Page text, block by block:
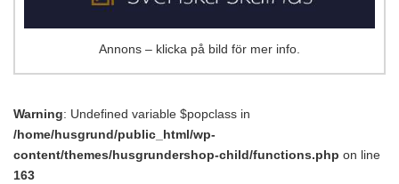
Annons – klicka på bild för mer info.
Warning: Undefined variable $popclass in
/home/husgrund/public_html/wp-
content/themes/husgrundershop-child/functions.php on line
163